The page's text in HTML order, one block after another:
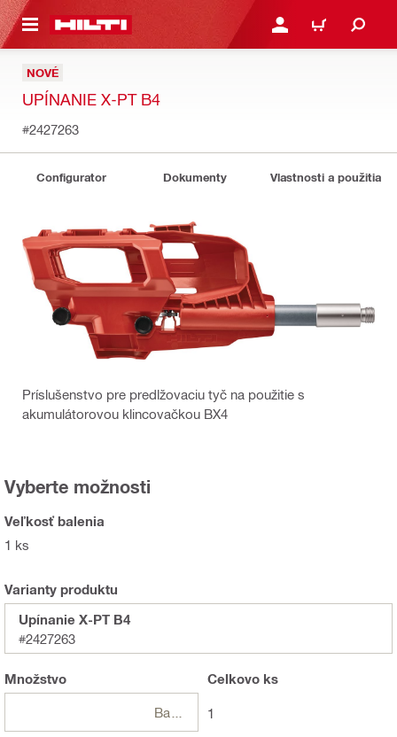
HLAVNÝ OBSAH PRIHLÁSIŤ ALEBO
KOŠÍK
NOVÉ
UPÍNANIE X-PT B4
#2427263
Configurator Dokumenty Vlastnosti a použitia
Príslušenstvo pre predlžovaciu tyč na použitie s
akumulátorovou klincovačkou BX4
Vyberte možnosti
Veľkosť balenia
1 ks
Varianty produktu
Upínanie X-PT B4
#2427263
Množstvo Celkovo ks
1